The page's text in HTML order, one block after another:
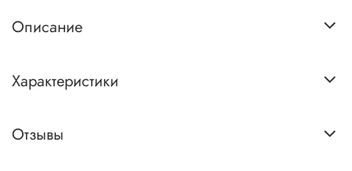
Описание
Характеристики
Отзывы